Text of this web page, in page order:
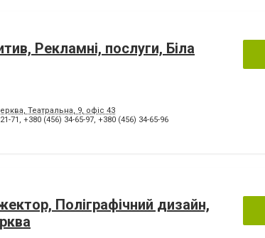
Рекламні, послуги, Біла
Театральна, 9, офіс 43
71 , +380 (456) 34-65-97, +380 (456) 34-65-96
Поліграфічний дизайн,